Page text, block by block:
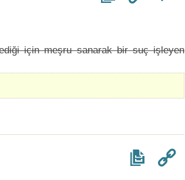
için meşru sanarak bir suç işleyen